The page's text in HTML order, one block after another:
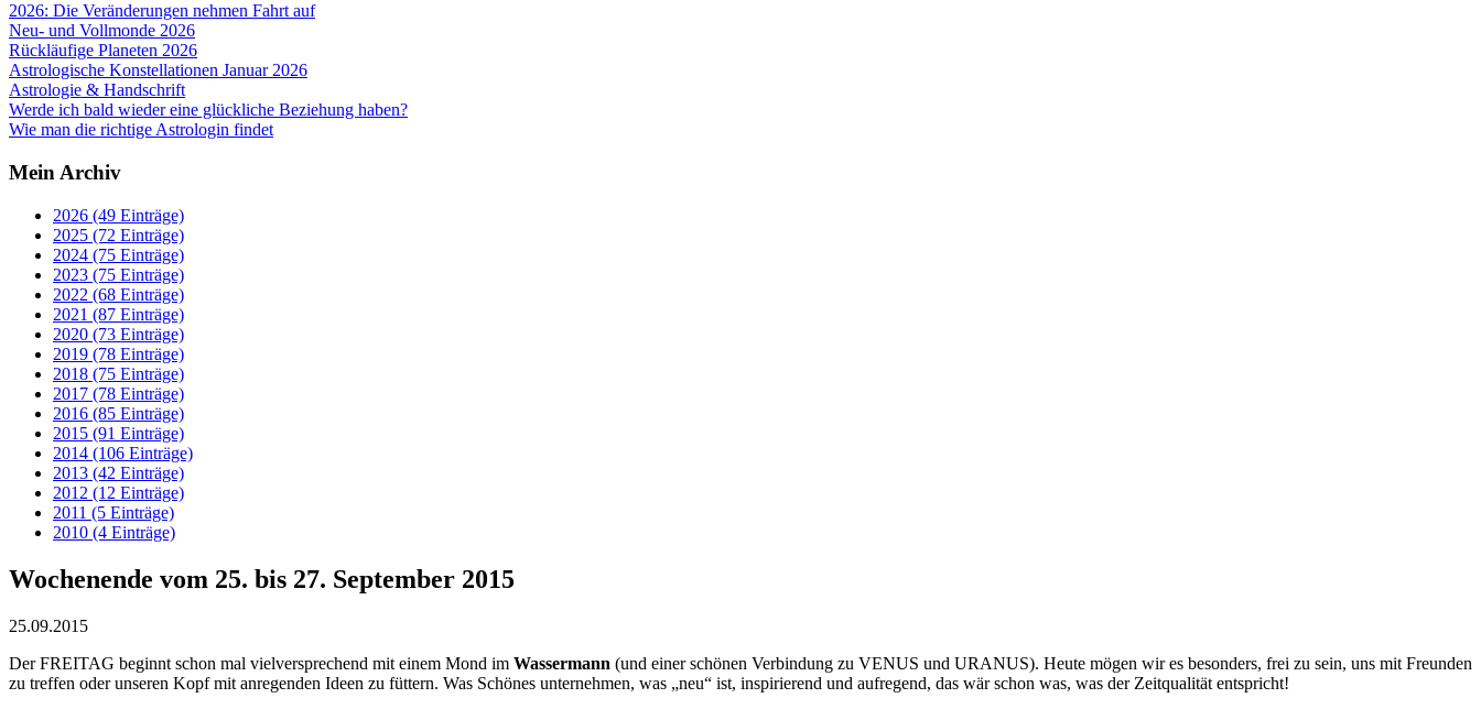
2026: Die Veränderungen nehmen Fahrt auf
Neu- und Vollmonde 2026
Rückläufige Planeten 2026
Astrologische Konstellationen Januar 2026
Astrologie & Handschrift
Werde ich bald wieder eine glückliche Beziehung haben?
Wie man die richtige Astrologin findet
Mein Archiv
2026 (49 Einträge)
2025 (72 Einträge)
2024 (75 Einträge)
2023 (75 Einträge)
2022 (68 Einträge)
2021 (87 Einträge)
2020 (73 Einträge)
2019 (78 Einträge)
2018 (75 Einträge)
2017 (78 Einträge)
2016 (85 Einträge)
2015 (91 Einträge)
2014 (106 Einträge)
2013 (42 Einträge)
2012 (12 Einträge)
2011 (5 Einträge)
2010 (4 Einträge)
Wochenende vom 25. bis 27. September 2015
25.09.2015
DerFREITAG beginnt schon mal vielversprechend mit einem Mond im Wassermann (und einer schönen Verbindung zu VENUS und URANUS). Heute mögen wir es besonders, frei zu sein, uns mit Freunden
zu treffen oder unseren Kopf mit anregenden Ideen zu füttern. Was Schönes unternehmen, was „neu“ ist, inspirierend und aufregend, das wär schon was, was der Zeitqualität entspricht!